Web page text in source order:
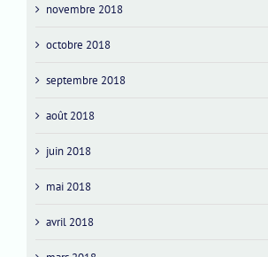
novembre 2018
octobre 2018
septembre 2018
août 2018
juin 2018
mai 2018
avril 2018